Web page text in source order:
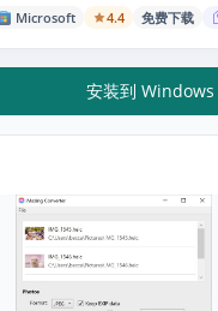
Microsoft 4.4 免费下载
安装到 Windows